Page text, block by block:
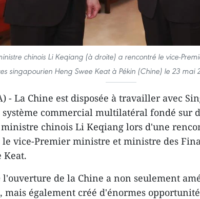
chinois Li Keqiang (à droite) a rencontré le vice-
singapourien Heng Swee Keat à Pékin (Chine) le 23 mai
- La Chine est disposée à travailler avec
commercial multilatéral fondé sur
chinois Li Keqiang lors d'une
le vice-Premier ministre et ministre des
Keat.
l'ouverture de la Chine a non seulement
mais également créé d'énormes